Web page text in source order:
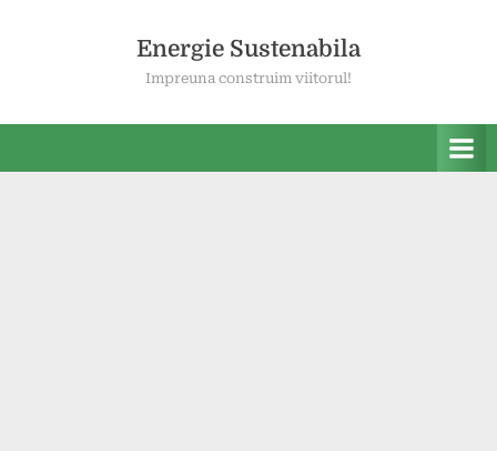
Energie Sustenabila
Impreuna construim viitorul!